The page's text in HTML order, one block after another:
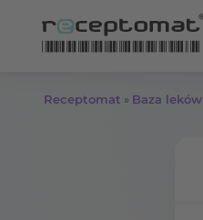
Receptomat » Baza leków